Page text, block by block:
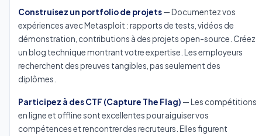
Construisez un portfolio de projets— Documentez vos
expériences avec Metasploit : rapports de tests, vidéos de
démonstration, contributions à des projets open-source. Créez
un blog technique montrant votre expertise. Les employeurs
recherchent des preuves tangibles, pas seulement des
diplômes.
Participez à des CTF (Capture The Flag) — Les compétitions
en ligne et offline sont excellentes pour aiguiser vos
compétences et rencontrer des recruteurs. Elles figurent